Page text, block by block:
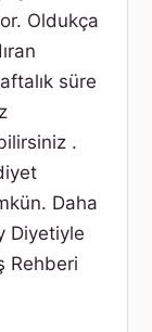
Oldukça
süre
.
Daha
Diyetiyle
Rehberi